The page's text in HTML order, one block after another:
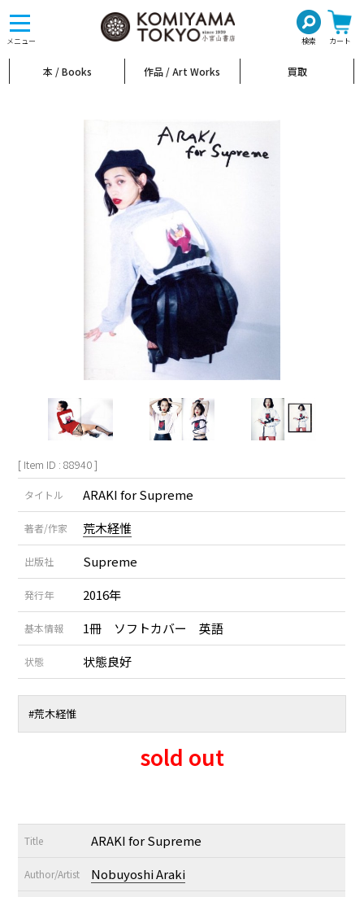
メニュー 検索 カート
toggle
navigation
本 / Books 作品 / Art Works 買取
[ Item ID : 88940 ]
タイトル ARAKI for Supreme
著者/作家 荒木経惟
出版社 Supreme
発行年 2016年
基本情報 1冊 ソフトカバー 英語
状態 状態良好
#荒木経惟
sold out
Title ARAKI for Supreme
Author/Artist Nobuyoshi Araki